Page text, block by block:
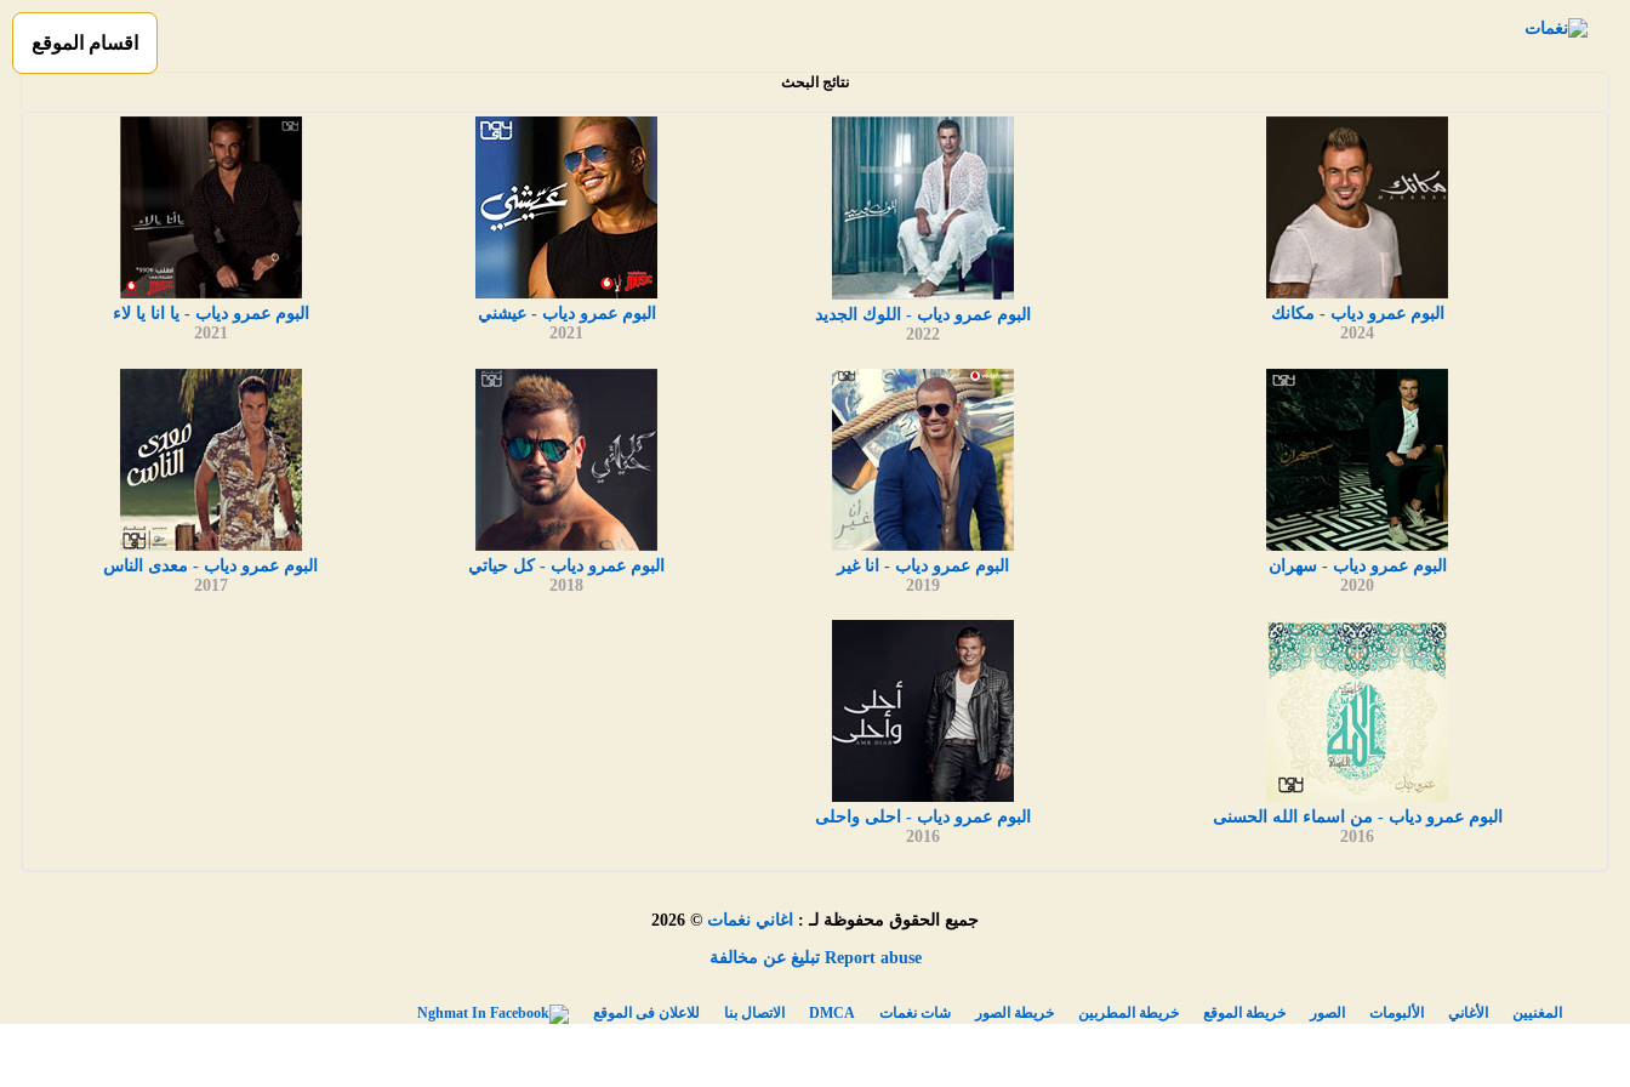
اقسام الموقع
نتائج البحث
البوم عمرو دياب - مكانك
2024
البوم عمرو دياب - اللوك الجديد
2022
البوم عمرو دياب - عيشني
2021
البوم عمرو دياب - يا انا يا لاء
2021
البوم عمرو دياب - سهران
2020
البوم عمرو دياب - انا غير
2019
البوم عمرو دياب - كل حياتي
2018
البوم عمرو دياب - معدى الناس
2017
البوم عمرو دياب - من اسماء الله الحسنى
2016
البوم عمرو دياب - احلى واحلى
2016
جميع الحقوق محفوظة لـ : اغاني نغمات © 2026
Report abuse تبليغ عن مخالفة
المغنيين الأغاني الألبومات الصور خريطة الموقع خريطة المطربين خريطة الصور شات نغمات DMCA الاتصال بنا للاعلان فى الموقع